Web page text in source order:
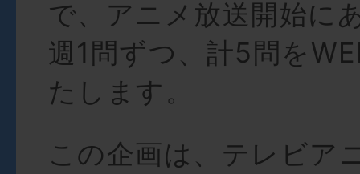
で、アニメ放送開始に
週1問ずつ、計5問を
たします。
この企画は、テレビア